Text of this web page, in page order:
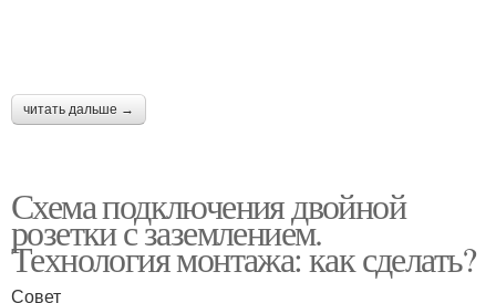
читать дальше →
Схема подключения двойной
розетки с заземлением.
Технология монтажа: как сделать?
Совет